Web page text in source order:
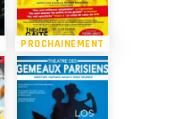
PROCHAINEMENT